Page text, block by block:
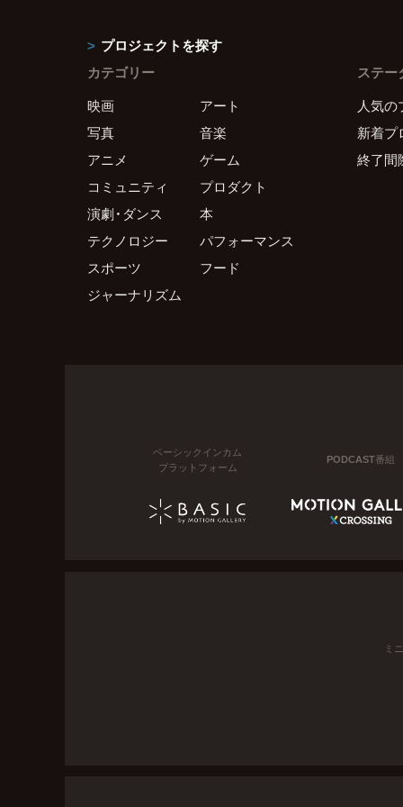
プロジェクトを探す
カテゴリー
映画
アート
写真
音楽
アニメ
ゲーム
コミュニティ
プロダクト
演劇・ダンス
本
テクノロジー
パフォーマンス
スポーツ
フード
ジャーナリズム
ステー
人気の
新着プ
終了間
ベーシックインカム
プラットフォーム
PODCAST番組
ミ